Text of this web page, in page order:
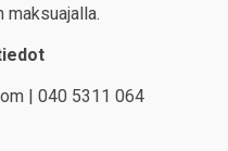
maksuajalla.
| 040 5311 064